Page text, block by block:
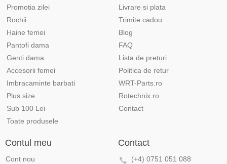
Promotia zilei
Rochii
Haine femei
Pantofi dama
Genti dama
Accesorii femei
Imbracaminte barbati
Plus size
Sub 100 Lei
Toate produsele
Livrare si plata
Trimite cadou
Blog
FAQ
Lista de preturi
Politica de retur
WRT-Parts.ro
Rotechnix.ro
Contact
Contul meu
Cont nou
Contact
(+4) 0751 051 088